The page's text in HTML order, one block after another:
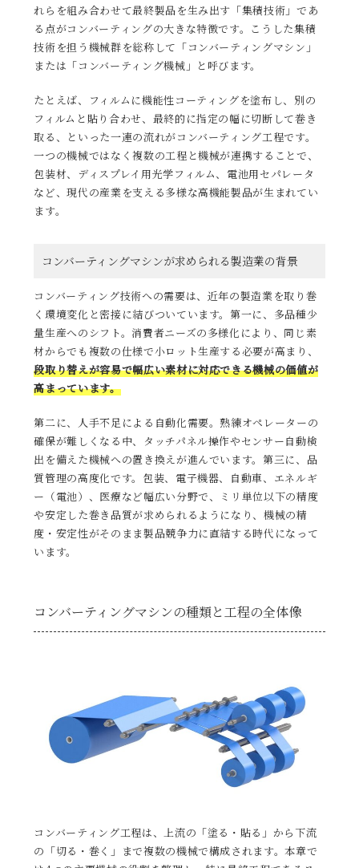
れらを組み合わせて最終製品を生み出す「集積技術」であ
る点がコンバーティングの大きな特徴です。こうした集積
技術を担う機械群を総称して「コンバーティングマシン」
または「コンバーティング機械」と呼びます。
たとえば、フィルムに機能性コーティングを塗布し、別の
フィルムと貼り合わせ、最終的に指定の幅に切断して巻き
取る、といった一連の流れがコンバーティング工程です。
一つの機械ではなく複数の工程と機械が連携することで、
包装材、ディスプレイ用光学フィルム、電池用セパレータ
など、現代の産業を支える多様な高機能製品が生まれてい
ます。
コンバーティングマシンが求められる製造業の背景
コンバーティング技術への需要は、近年の製造業を取り巻
く環境変化と密接に結びついています。第一に、多品種少
量生産へのシフト。消費者ニーズの多様化により、同じ素
材からでも複数の仕様で小ロット生産する必要が高まり、
段取り替えが容易で幅広い素材に対応できる機械の価値が
高まっています。
第二に、人手不足による自動化需要。熟練オペレーターの
確保が難しくなる中、タッチパネル操作やセンサー自動検
出を備えた機械への置き換えが進んでいます。第三に、品
質管理の高度化です。包装、電子機器、自動車、エネルギ
ー（電池）、医療など幅広い分野で、ミリ単位以下の精度
や安定した巻き品質が求められるようになり、機械の精
度・安定性がそのまま製品競争力に直結する時代になって
います。
コンバーティングマシンの種類と工程の全体像
コンバーティング工程は、上流の「塗る・貼る」から下流
の「切る・巻く」まで複数の機械で構成されます。本章で